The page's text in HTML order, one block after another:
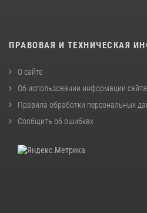
ПРАВОВАЯ И ТЕХНИЧЕСКАЯ
О сайте
Об использовании информации сайта
Правила обработки персональных
Сообщить об ошибках